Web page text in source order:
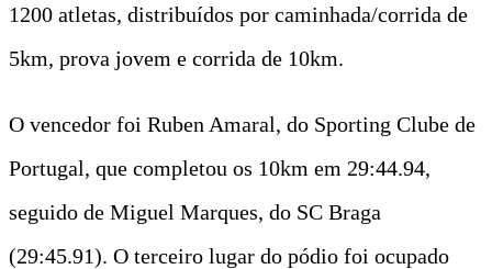
1200 atletas, distribuídos por caminhada/corrida de
5km, prova jovem e corrida de 10km.
O vencedor foi Ruben Amaral, do Sporting Clube de
Portugal, que completou os 10km em 29:44.94,
seguido de Miguel Marques, do SC Braga
(29:45.91). O terceiro lugar do pódio foi ocupado